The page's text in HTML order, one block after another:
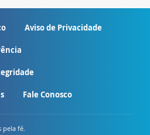
Aviso de Privacidade
Fale Conosco
pela fé.